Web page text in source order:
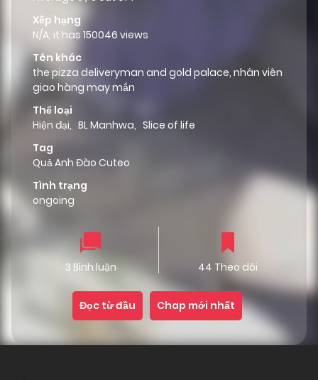
Xếp hạng
N/A, it has 150046 views
Tên khác
the pizza deliveryman and gold palace, nhân viên
giao hàng may mắn
Thể loại
Hiện đại, BL Manhwa, Slice of life
Tag
Quả Anh Đào Cuteo
Tình trạng
ongoing
3 Bình luận 44 Theo dõi
Đọc từ đầu Chap mới nhất